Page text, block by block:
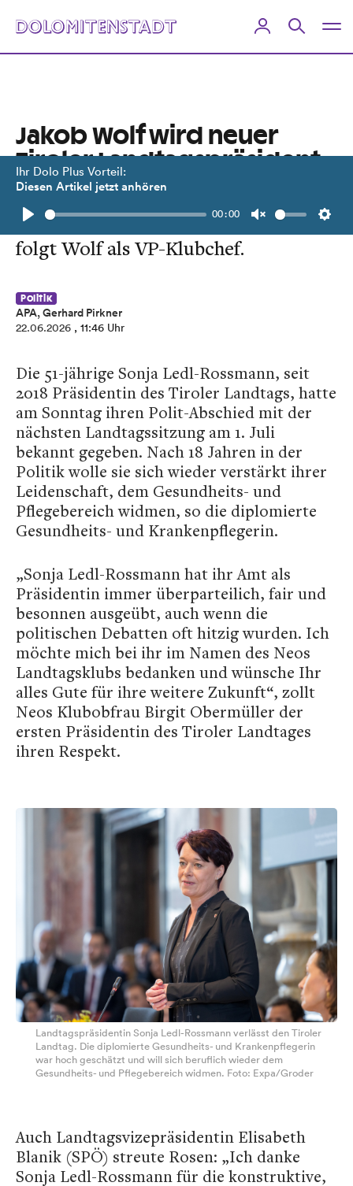
Ihr Dolo Plus Vorteil:
Diesen Artikel jetzt anhören
Play
00:00
Unmute
Jakob Wolf wird neuer
Tiroler Landtagspräsident
Sonja Ledl-Rossmann will zu neuen
Ufern aufbrechen. Sebastian Kolland
folgt Wolf als VP-Klubchef.
Politik
APA, Gerhard Pirkner
22.06.2026 , 11:46 Uhr
Die 51-jährige Sonja Ledl-Rossmann, seit
2018 Präsidentin des Tiroler Landtags, hatte
am Sonntag ihren Polit-Abschied mit der
nächsten Landtagssitzung am 1. Juli
bekannt gegeben. Nach 18 Jahren in der
Politik wolle sie sich wieder verstärkt ihrer
Leidenschaft, dem Gesundheits- und
Pflegebereich widmen, so die diplomierte
Gesundheits- und Krankenpflegerin.
„Sonja Ledl-Rossmann hat ihr Amt als
Präsidentin immer überparteilich, fair und
besonnen ausgeübt, auch wenn die
politischen Debatten oft hitzig wurden. Ich
möchte mich bei ihr im Namen des Neos
Landtagsklubs bedanken und wünsche Ihr
alles Gute für ihre weitere Zukunft“, zollt
Neos Klubobfrau Birgit Obermüller der
ersten Präsidentin des Tiroler Landtages
ihren Respekt.
Landtagspräsidentin Sonja Ledl-Rossmann verlässt den Tiroler
Landtag. Die diplomierte Gesundheits- und Krankenpflegerin
war hoch geschätzt und will sich beruflich wieder dem
Gesundheits- und Pflegebereich widmen. Foto: Expa/Groder
Auch Landtagsvizepräsidentin Elisabeth
Blanik (SPÖ) streute Rosen: „Ich danke
Sonja Ledl-Rossmann für die konstruktive,